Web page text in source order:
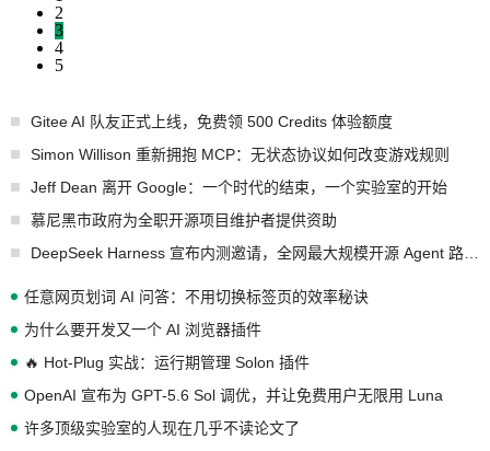
2
3
4
5
Gitee AI 队友正式上线，免费领 500 Credits 体验额度
Simon Willison 重新拥抱 MCP：无状态协议如何改变游戏规则
Jeff Dean 离开 Google：一个时代的结束，一个实验室的开始
慕尼黑市政府为全职开源项目维护者提供资助
任意网页划词 AI 问答：不用切换标签页的效率秘诀
为什么要开发又一个 AI 浏览器插件
🔥 Hot-Plug 实战：运行期管理 Solon 插件
OpenAI 宣布为 GPT-5.6 Sol 调优，并让免费用户无限用 Luna
许多顶级实验室的人现在几乎不读论文了